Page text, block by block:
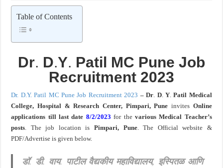
खुशखबर ! नागपूर विद्यापीठ मध्ये १३९ सहायक प्राध्यापक पदांची भरती सुरु ! Nagpur
Table of Contents
Dr. D.Y. Patil MC Pune Job
Recruitment 2023
Dr. D.Y. Patil MC Pune Job Recruitment 2023 – Dr. D. Y.Patil Medical
College, Hospital & Research Center, Pimpari, Pune invites Online
applications till last date 8/2/2023 for thevarious Medical Teacher’s
posts. The job location is Pimpari, Pune. The Official website &
PDF/Advertise is given below.
डॉ. डी. वाय. पाटील वैद्यकीय महाविद्यालय, इस्पितळ आणि